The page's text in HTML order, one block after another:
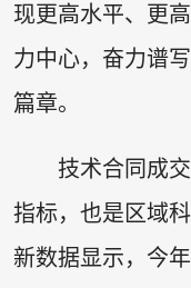
现更高水平、更
力中心，奋力谱
篇章。
技术合同成
指标，也是区域
新数据显示，今